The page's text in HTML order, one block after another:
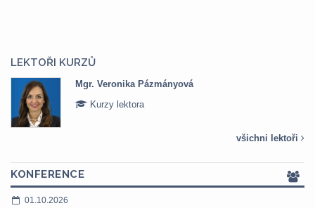
LEKTOŘI KURZŮ
Mgr. Veronika Pázmányová
Kurzy lektora
všichni lektoři
KONFERENCE
01.10.2026